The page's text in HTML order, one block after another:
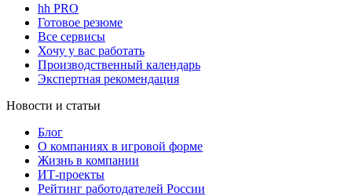
hh PRO
Готовое резюме
Все сервисы
Хочу у вас работать
Производственный календарь
Экспертная рекомендация
Новости и статьи
Блог
О компаниях в игровой форме
Жизнь в компании
ИТ-проекты
Рейтинг работодателей России